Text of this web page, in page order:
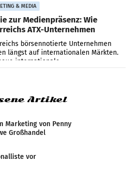
& MEDIA
zur Medienpräsenz: Wie
ATX-Unternehmen
wahrgenommen
börsennotierte Unternehmen
längst auf internationalen Märkten.
internationale
untersucht die
Artikel
Marketing von Penny
Großhandel
vor